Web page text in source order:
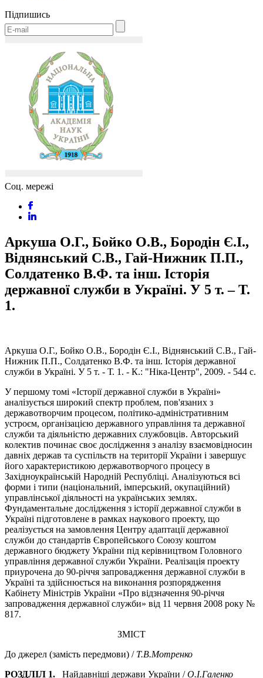
Підпишись
Соц. мережі
Аркуша О.Г., Бойко О.В., Бородін Є.І.,
Віднянський С.В., Гай-Нижник П.П.,
Солдатенко В.Ф. та інш. Історія
державної служби в Україні. У 5 т. – Т.
1.
Аркуша О.Г., Бойко О.В., Бородін Є.І., Віднянський С.В., Гай-
Нижник П.П., Солдатенко В.Ф. та інш. Історія державної
служби в Україні. У 5 т. - Т. 1. - К.: "Ніка-Центр", 2009. - 544 с.
У першому томі «Історії державної служби в Україні»
аналізується широкий спектр проблем, пов'язаних з
державотворчим процесом, політико-адміністративним
устроєм, організацією державного управління та державної
служби та діяльністю державних службовців. Авторський
колектив починає своє дослідження з аналізу взаємовідносин
давніх держав та суспільств на території України і завершує
його характеристикою державотворчого процесу в
Західноукраїнській Народній Республіці. Аналізуються всі
форми і типи (національний, імперський, окупаційний)
управлінської діяльності на українських землях.
Фундаментальне дослідження з історії державної служби в
Україні підготовлене в рамках наукового проекту, що
реалізується на замовлення Центру адаптації державної
служби до стандартів Європейського Союзу коштом
державного бюджету України під керівництвом Головного
управління державної служби України. Реалізація проекту
приурочена до 90-річчя запровадження державної служби в
Україні та здійснюється на виконання розпорядження
Кабінету Міністрів України «Про відзначення 90-річчя
запровадження державної служби» від 11 червня 2008 року №
817.
ЗМІСТ
До джерел (замість передмови) / Т.В.Мотренко
РОЗДЛІЛ 1. Найдавніші держави України /О.І.Галенко